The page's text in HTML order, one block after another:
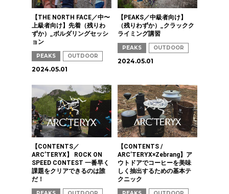
【THE NORTH FACE／中〜
上級者向け】先着（残りわ
ずか）_ボルダリングセッシ
ョン
PEAKS OUTDOOR
2024.05.01
【PEAKS／中級者向け】
（残りわずか）_クラックク
ライミング講習
PEAKS OUTDOOR
2024.05.01
【CONTENTS／
ARC’TERYX】 ROCK ON
SPEED CONTEST 一番早く
課題をクリアできるのは誰
だ！
【CONTENTS /
ARC’TERYX×Zebrang】ア
ウトドアでコーヒーを美味
しく抽出するための基本テ
クニック